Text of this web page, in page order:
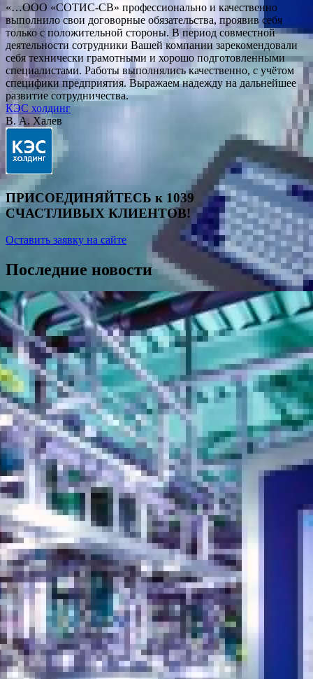
«…ООО «СОТИС-СВ» профессионально и качественно
выполнило свои договорные обязательства, проявив себя
только с положительной стороны. В период совместной
деятельности сотрудники Вашей компании зарекомендовали
себя технически грамотными и хорошо подготовленными
специалистами. Работы выполнялись качественно, с учётом
специфики предприятия. Выражаем надежду на дальнейшее
развитие сотрудничества.
КЭС холдинг
В. А. Халев
ПРИСОЕДИНЯЙТЕСЬ к 1039
СЧАСТЛИВЫХ КЛИЕНТОВ!
Оставить заявку на сайте
Последние новости